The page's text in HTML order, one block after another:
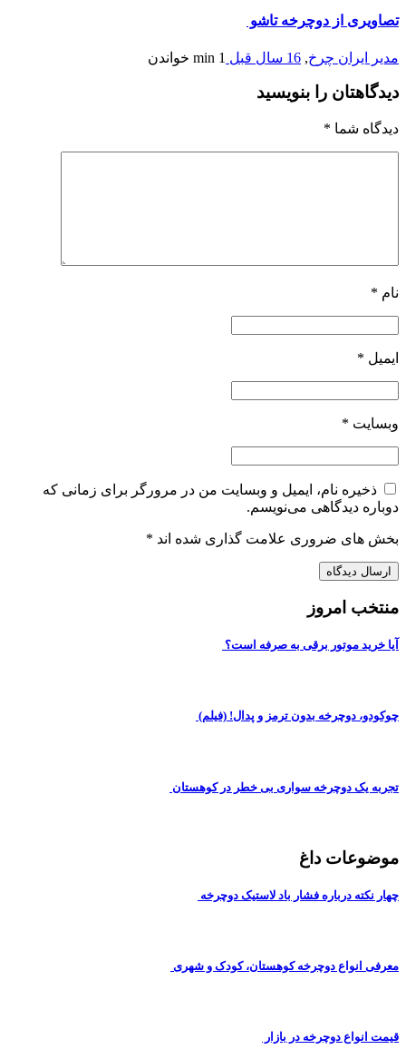
تصاویری از دوچرخه تاشو
مدیر ایران چرخ, 16 سال قبل 1 min خواندن
دیدگاهتان را بنویسید
دیدگاه شما *
نام *
ایمیل *
وبسایت *
ذخیره نام، ایمیل و وبسایت من در مرورگر برای زمانی که
دوباره دیدگاهی می‌نویسم.
بخش های ضروری علامت گذاری شده اند *
منتخب امروز
آیا خرید موتور برقی به صرفه است؟
چوکودو، دوچرخه بدون ترمز و پدال! (فیلم)
تجربه یک دوچرخه سواری بی خطر در کوهستان
موضوعات داغ
چهار نکته درباره فشار باد لاستیک دوچرخه
معرفی انواع دوچرخه کوهستان، کودک و شهری
قیمت انواع دوچرخه در بازار